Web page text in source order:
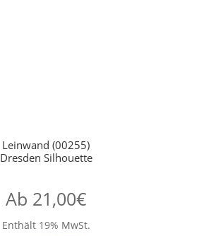
Leinwand (00255)
Dresden Silhouette
Ab 21,00€
Enthält 19% MwSt.